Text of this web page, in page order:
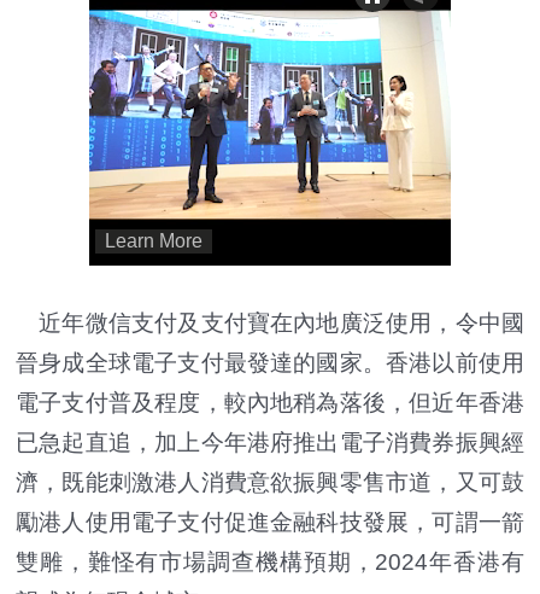
近年微信支付及支付寶在內地廣泛使用，令中國
晉身成全球電子支付最發達的國家。香港以前使用
電子支付普及程度，較內地稍為落後，但近年香港
已急起直追，加上今年港府推出電子消費券振興經
濟，既能刺激港人消費意欲振興零售市道，又可鼓
勵港人使用電子支付促進金融科技發展，可謂一箭
雙雕，難怪有市場調查機構預期，2024年香港有